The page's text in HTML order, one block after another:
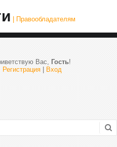
| Правообладателям
Вас, Гость!
Регистрация| Вход